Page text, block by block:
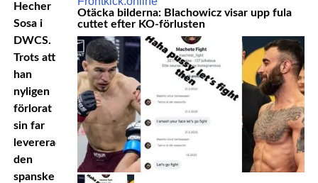
Hecher
Sosa i
DWCS.
Trots att
han
nyligen
förlorat
sin far
levererade
den
spanske
Otäcka bilderna: Blachowicz visar upp fula
cuttet efter KO-förlusten